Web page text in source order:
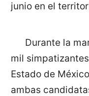
junio en el
Durante la
mil
Estado de
ambas